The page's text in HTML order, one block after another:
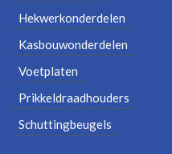
Hekwerkonderdelen
Kasbouwonderdelen
Voetplaten
Prikkeldraadhouders
Schuttingbeugels